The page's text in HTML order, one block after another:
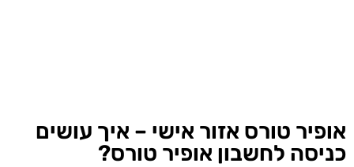
אופיר טורס אזור אישי – איך עושים
כניסה לחשבון אופיר טורס?